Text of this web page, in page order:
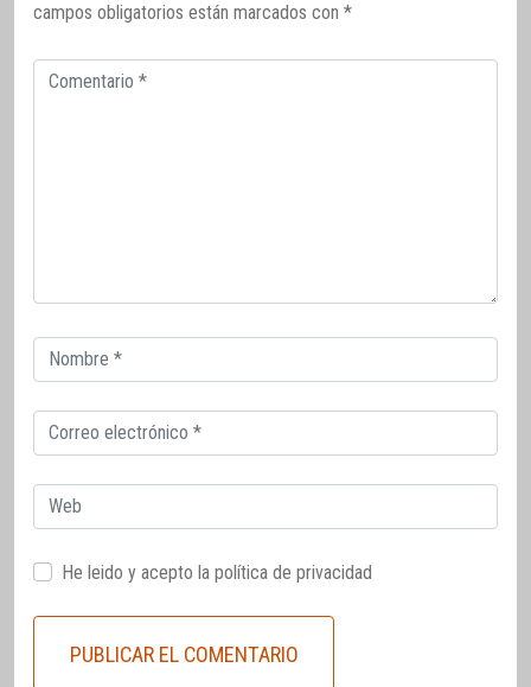
campos obligatorios están marcados con *
Comentario
Correo
electrónico
Correo
electrónico
Web
He leido y acepto la política de privacidad